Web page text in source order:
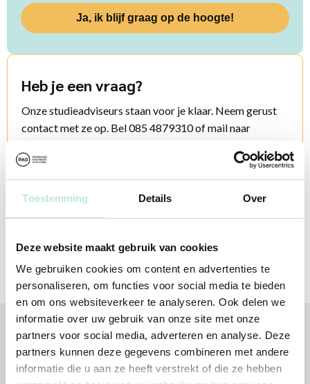
Toestemming Details Over
Deze website maakt gebruik van cookies
We gebruiken cookies om content en advertenties te
personaliseren, om functies voor social media te bieden
en om ons websiteverkeer te analyseren. Ook delen we
informatie over uw gebruik van onze site met onze
partners voor social media, adverteren en analyse. Deze
partners kunnen deze gegevens combineren met andere
informatie die u aan ze heeft verstrekt of die ze hebben
Heb je een vraag?
Onze studieadviseurs staan voor je klaar. Neem gerust
contact met ze op. Bel 085 4879310 of mail naar
Contactopties
Volg jij ons al?